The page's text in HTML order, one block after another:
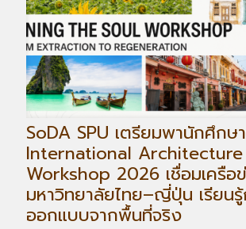
SoDA SPU เตรียมพานักศึกษ
International Architecture
Workshop 2026 เชื่อมเครือ
มหาวิทยาลัยไทย–ญี่ปุ่น เรียนรู้
ออกแบบจากพื้นที่จริง